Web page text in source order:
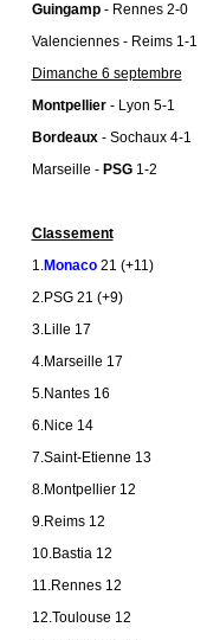
Guingamp- Rennes 2-0
Valenciennes - Reims 1-1
Dimanche 6 septembre
Montpellier- Lyon 5-1
Bordeaux- Sochaux 4-1
Marseille - PSG1-2
Classement
1. Monaco21 (+11)
2.PSG 21 (+9)
3.Lille 17
4.Marseille 17
5.Nantes 16
6.Nice 14
7.Saint-Etienne 13
8.Montpellier 12
9.Reims 12
10.Bastia 12
11.Rennes 12
12.Toulouse 12